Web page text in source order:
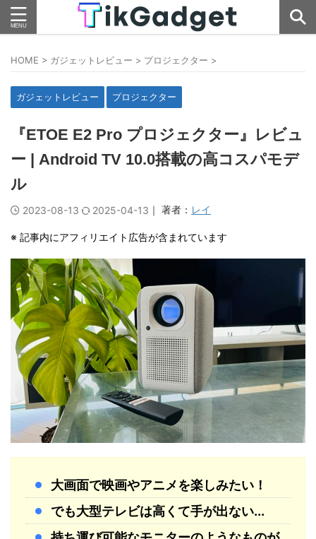
HOME > ガジェットレビュー > プロジェクター >
ガジェットレビュー プロジェクター
『ETOE E2 Pro プロジェクター』レビュ
ー | Android TV 10.0搭載の高コスパモデ
ル
2023-08-13 2025-04-13 ｜ 著者： レイ
※ 記事内にアフィリエイト広告が含まれています
大画面で映画やアニメを楽しみたい！
でも大型テレビは高くて手が出ない...